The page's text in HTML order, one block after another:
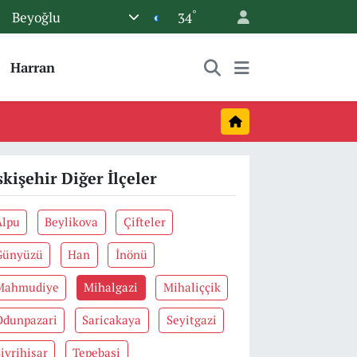
Beyoğlu 34°
Harran
Diğer İlçeler
Beylikova Çifteler
Han İnönü
Mihalgazi Mihaliççik
Saricakaya Seyitgazi
Tepebaşi